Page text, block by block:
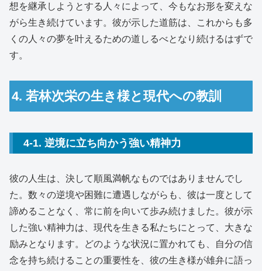
想を継承しようとする人々によって、今もなお形を変えな
がら生き続けています。彼が示した道筋は、これからも多
くの人々の夢を叶えるための道しるべとなり続けるはずで
す。
4. 若林次栄の生き様と現代への教訓
4-1. 逆境に立ち向かう強い精神力
彼の人生は、決して順風満帆なものではありませんでし
た。数々の逆境や困難に遭遇しながらも、彼は一度として
諦めることなく、常に前を向いて歩み続けました。彼が示
した強い精神力は、現代を生きる私たちにとって、大きな
励みとなります。どのような状況に置かれても、自分の信
念を持ち続けることの重要性を、彼の生き様が雄弁に語っ